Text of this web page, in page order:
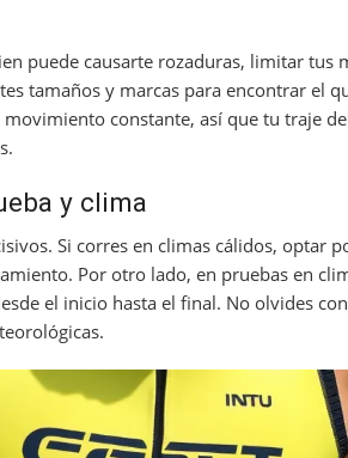
puede causarte rozaduras, limitar tus
tamaños y marcas para encontrar el
constante, así que tu traje
y clima
Si corres en climas cálidos, optar
Por otro lado, en pruebas en
el inicio hasta el final. No olvides